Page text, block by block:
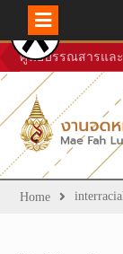
Skip
to
content
ศูนย์บรรณสารแล
Home